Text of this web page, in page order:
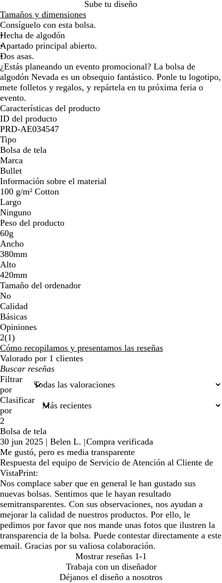
imagen
la
imagen
a
t
u
r
a
l
/
A
z
u
l
m
a
r
i
n
o
a
t
u
r
a
l
/
R
o
j
o
a
t
u
r
a
l
/
N
a
r
a
n
j
a
a
t
u
r
a
l
/
V
e
r
d
e
m
a
n
z
a
n
a
a
t
u
r
a
l
/
A
z
u
l
r
e
a
l
a
t
u
r
a
l
/
A
m
a
r
i
l
l
o
a
t
u
r
a
l
/
N
e
g
r
o
Sube tu diseño
Tamaños y dimensiones
Consíguelo con esta bolsa.
Hecha de algodón
Apartado principal abierto.
Dos asas.
¿Estás planeando un evento promocional? La bolsa de
algodón Nevada es un obsequio fantástico. Ponle tu logotipo,
mete folletos y regalos, y repártela en tu próxima feria o
evento.
Características del producto
ID del producto
PRD-AE034547
Tipo
Bolsa de tela
Marca
Bullet
Información sobre el material
100 g/m² Cotton
Largo
Ninguno
Peso del producto
60g
Ancho
380mm
Alto
420mm
Tamaño del ordenador
No
Calidad
Básicas
Opiniones
2(11
reseñas
)
Cómo recopilamos y presentamos las reseñas
Valorado por 1 clientes
Mis
búsquedas
Filtrar
por
Clasificar
por
2
Bolsa de tela
30 jun 2025 | Belen L. |Compra verificada
Me gustó, pero es media transparente
Respuesta del equipo de Servicio de Atención al Cliente de
VistaPrint:
Nos complace saber que en general le han gustado sus
nuevas bolsas. Sentimos que le hayan resultado
semitransparentes. Con sus observaciones, nos ayudan a
mejorar la calidad de nuestros productos. Por ello, le
pedimos por favor que nos mande unas fotos que ilustren la
transparencia de la bolsa. Puede contestar directamente a este
email. Gracias por su valiosa colaboración.
Mostrar reseñas 1-1
Trabaja con un diseñador
Déjanos el diseño a nosotros